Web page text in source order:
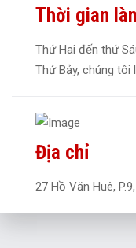
Thời gian
Thứ Hai đến thứ
Thứ Bảy, chúng tôi
Địa chỉ
27 Hồ Văn Huê,